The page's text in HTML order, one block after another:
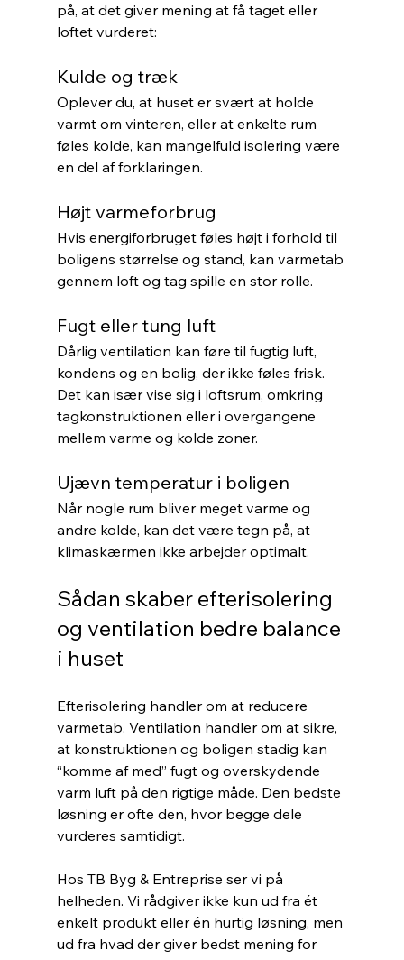
på, at det giver mening at få taget eller
loftet vurderet:
Kulde og træk
Oplever du, at huset er svært at holde
varmt om vinteren, eller at enkelte rum
føles kolde, kan mangelfuld isolering være
en del af forklaringen.
Højt varmeforbrug
Hvis energiforbruget føles højt i forhold til
boligens størrelse og stand, kan varmetab
gennem loft og tag spille en stor rolle.
Fugt eller tung luft
Dårlig ventilation kan føre til fugtig luft,
kondens og en bolig, der ikke føles frisk.
Det kan især vise sig i loftsrum, omkring
tagkonstruktionen eller i overgangene
mellem varme og kolde zoner.
Ujævn temperatur i boligen
Når nogle rum bliver meget varme og
andre kolde, kan det være tegn på, at
klimaskærmen ikke arbejder optimalt.
Sådan skaber efterisolering
og ventilation bedre balance
i huset
Efterisolering handler om at reducere
varmetab. Ventilation handler om at sikre,
at konstruktionen og boligen stadig kan
“komme af med” fugt og overskydende
varm luft på den rigtige måde. Den bedste
løsning er ofte den, hvor begge dele
vurderes samtidigt.
Hos TB Byg & Entreprise ser vi på
helheden. Vi rådgiver ikke kun ud fra ét
enkelt produkt eller én hurtig løsning, men
ud fra hvad der giver bedst mening for